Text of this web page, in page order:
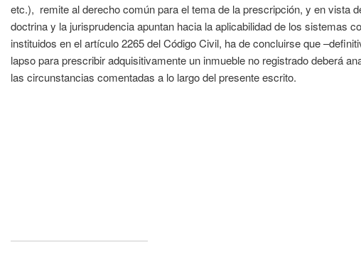
etc.), remite al derecho común para el tema de la prescripción, y en vista
doctrina y la jurisprudencia apuntan hacia la aplicabilidad de los sistemas
instituidos en el artículo 2265 del Código Civil, ha de concluirse que
lapso para prescribir adquisitivamente un inmueble no registrado deberá
las circunstancias comentadas a lo largo del presente escrito.